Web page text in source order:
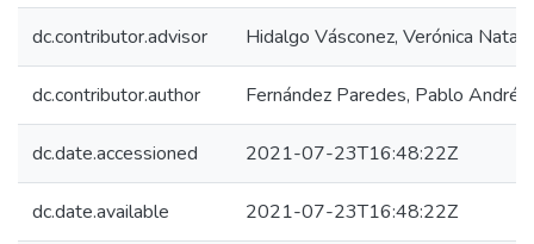
dc.contributor.advisor Hidalgo Vásconez, Verónica Nataly
dc.contributor.author Fernández Paredes, Pablo Andrés
dc.date.accessioned 2021-07-23T16:48:22Z
dc.date.available 2021-07-23T16:48:22Z